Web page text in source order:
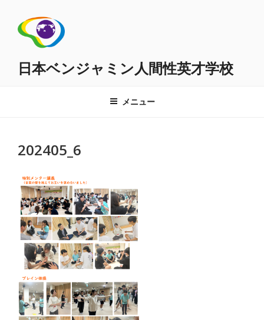
日本ベンジャミン人間性英才学校
メニュー
202405_6